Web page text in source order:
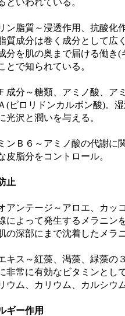
れている。
浸透作用、抗酸化作
巻く成分として広く生
奥まで届ける働き(キ
られている。
類、アミノ酸、アミノ
ンカルボン酸)。湿潤
潤いを与える。
アミノ酸の代謝に関
コントロール。
止
ージ～アロエ、カッコ
発生するメラニンを抑
まで沈着したメラニン
紅藻、渇藻、緑藻の３
なビタミンとして、A
ウム、カルシウム、
ギー作用